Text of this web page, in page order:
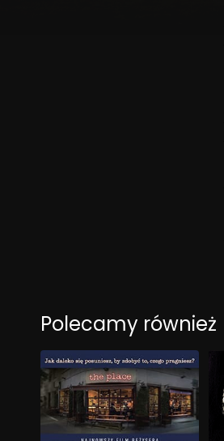
Polecamy również